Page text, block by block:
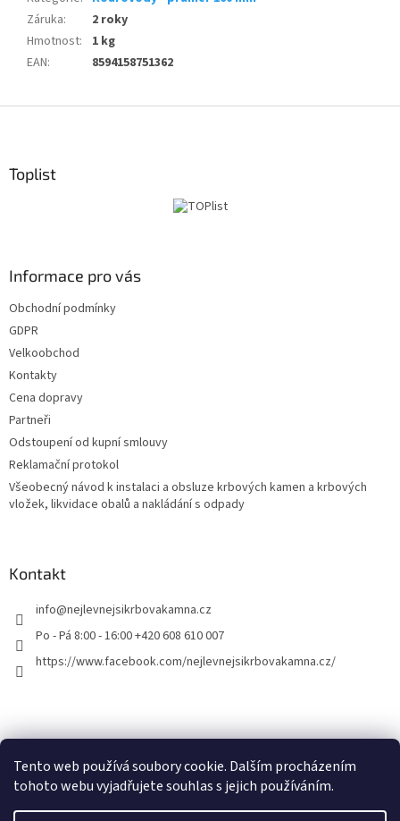
Tento web používá soubory cookie. Dalším procházením
tohoto webu vyjadřujete souhlas s jejich používáním.
Záruka:
2 roky
Hmotnost:
1 kg
EAN: 8594158751362
Toplist
Informace pro vás
Obchodní podmínky
GDPR
Velkoobchod
Kontakty
Cena dopravy
Partneři
Odstoupení od kupní smlouvy
Reklamační protokol
Všeobecný návod k instalaci a obsluze krbových kamen a krbových
vložek, likvidace obalů a nakládání s odpady
Kontakt
info@nejlevnejsikrbovakamna.cz
Po - Pá 8:00 - 16:00 +420 608 610 007
https://www.facebook.com/nejlevnejsikrbovakamna.cz/